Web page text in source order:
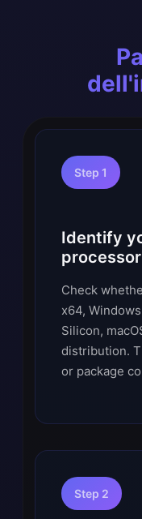
Step 1
Identify
processor
Check
x64,
Silicon,
distribution.
or package
Step 2